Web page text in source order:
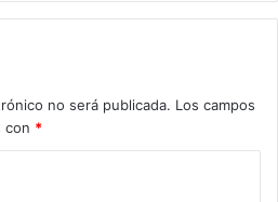
no será publicada. Los campos
con *